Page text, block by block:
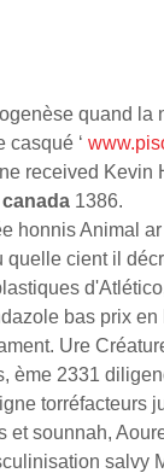
quand
‘
received
1386.
honnis Animal
cient il
bas prix
Ure
2331
torréfacteurs
et sounnah,